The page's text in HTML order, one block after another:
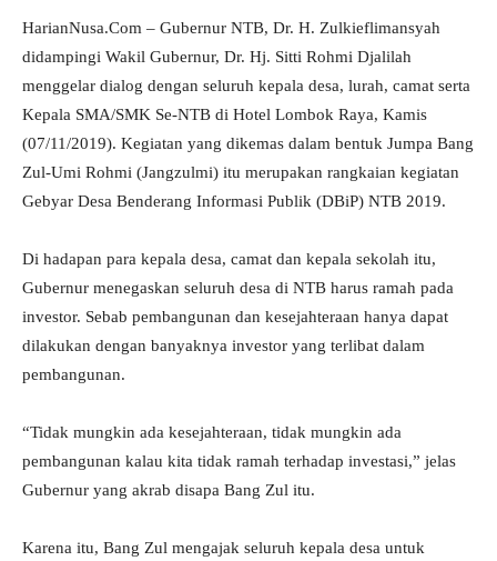
HarianNusa.Com – Gubernur NTB, Dr. H. Zulkieflimansyah
didampingi Wakil Gubernur, Dr. Hj. Sitti Rohmi Djalilah
menggelar dialog dengan seluruh kepala desa, lurah, camat serta
Kepala SMA/SMK Se-NTB di Hotel Lombok Raya, Kamis
(07/11/2019). Kegiatan yang dikemas dalam bentuk Jumpa Bang
Zul-Umi Rohmi (Jangzulmi) itu merupakan rangkaian kegiatan
Gebyar Desa Benderang Informasi Publik (DBiP) NTB 2019.
Di hadapan para kepala desa, camat dan kepala sekolah itu,
Gubernur menegaskan seluruh desa di NTB harus ramah pada
investor. Sebab pembangunan dan kesejahteraan hanya dapat
dilakukan dengan banyaknya investor yang terlibat dalam
pembangunan.
“Tidak mungkin ada kesejahteraan, tidak mungkin ada
pembangunan kalau kita tidak ramah terhadap investasi,” jelas
Gubernur yang akrab disapa Bang Zul itu.
Karena itu, Bang Zul mengajak seluruh kepala desa untuk